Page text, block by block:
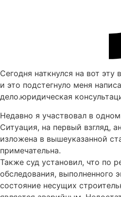
Сегодня наткнулся на вот эту
и это подстегнуло меня
дело.юридическая
Недавно я участвовал в
Ситуация, на первый взгляд,
изложена в вышеуказанной
примечательна.
Также суд установил, что по
обследования, выполненного
состояние несущих